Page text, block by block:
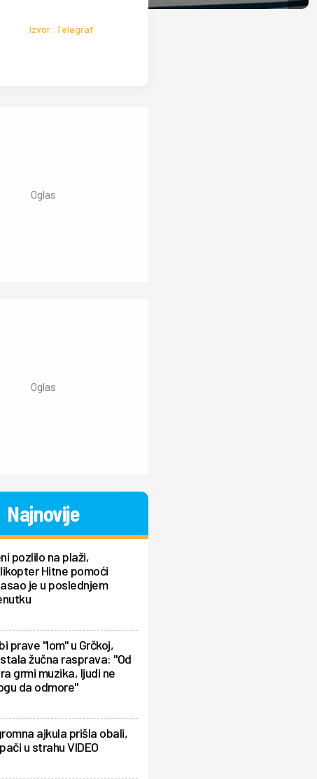
Izvor: Telegraf
Najnovije
pozlilo na plaži,
Hitne pomoći
je u poslednjem
prave "lom" u Grčkoj,
žučna rasprava: "Od
grmi muzika, ljudi ne
da odmore"
ajkula prišla obali,
u strahu VIDEO